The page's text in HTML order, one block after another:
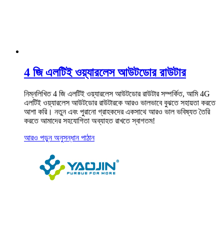
4 জি এলটিই ওয়্যারলেস আউটডোর রাউটার
নিম্নলিখিত 4 জি এলটিই ওয়্যারলেস আউটডোর রাউটার সম্পর্কিত, আমি 4G
এলটিই ওয়্যারলেস আউটডোর রাউটারকে আরও ভালভাবে বুঝতে সহায়তা করতে
আশা করি। নতুন এবং পুরানো গ্রাহকদের একসাথে আরও ভাল ভবিষ্যত তৈরি
করতে আমাদের সহযোগিতা অব্যাহত রাখতে স্বাগতম!
আরও পড়ুন অনুসন্ধান পাঠান